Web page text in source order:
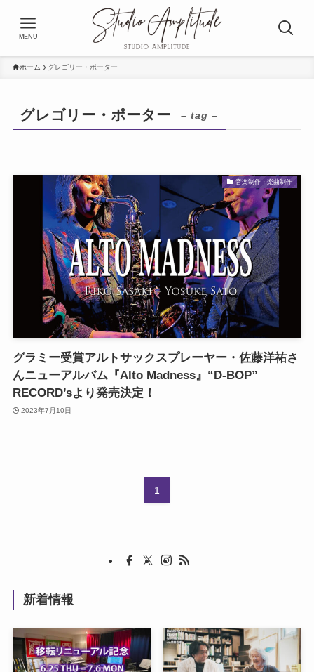
MENU
ホーム グレゴリー・ポーター
グレゴリー・ポーター – tag –
音楽制作・楽曲制作
グラミー受賞アルトサックスプレーヤー・佐藤洋祐さ
んニューアルバム『Alto Madness』“D-BOP”
RECORD’sより発売決定！
2023年7月10日
1
新着情報